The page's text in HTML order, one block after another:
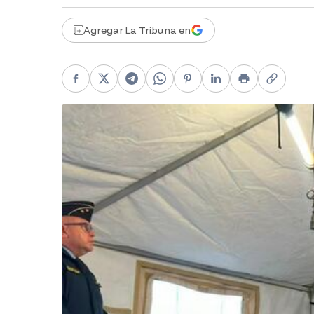
Agregar La Tribuna en
Facebook
X TelegramWhatsApp
PinterestLinkedIn
PrintCopy